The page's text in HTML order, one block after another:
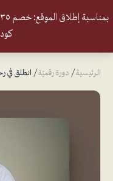
كود blessed
الرئيسية/ دورة رقميّة/ انطلق في